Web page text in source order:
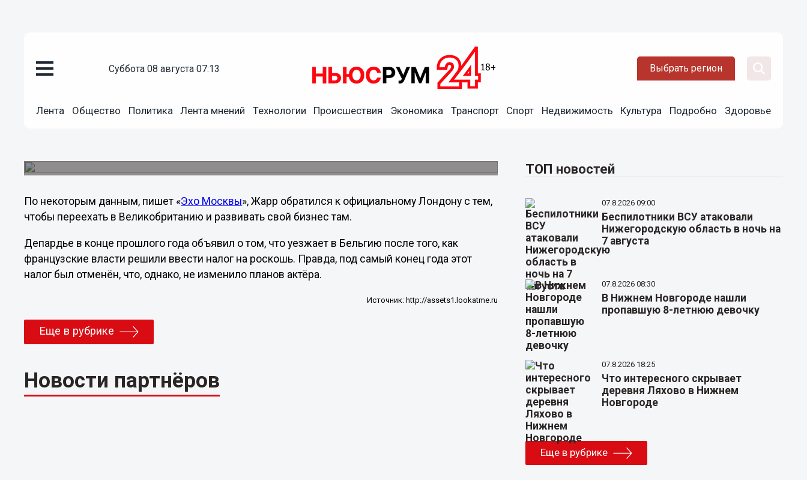
суббота 08 августа 07:13 Выбрать регион
Лента Общество Политика Лента мнений Технологии Происшествия Экономика Транспорт Спорт Недвижимость Культура Подробно Здоровье
Знаменитый музыкант Жан-Мишель Жарр покидает
По некоторым данным, пишет «Эхо Москвы», Жарр обратился к официальному Лондону с тем,
чтобы переехать в Великобританию и развивать свой бизнес там.
Депардье в конце прошлого года объявил о том, что уезжает в Бельгию после того, как
французские власти решили ввести налог на роскошь. Правда, под самый конец года этот
налог был отменён, что, однако, не изменило планов актёра.
Источник: http://assets1.lookatme.ru
Еще в рубрике
Новости партнёров
ТОП новостей
07.8.2026 09:00
Беспилотники ВСУ атаковали
Нижегородскую область в ночь на
7 августа
07.8.2026 08:30
В Нижнем Новгороде нашли
пропавшую 8-летнюю девочку
07.8.2026 18:25
Что интересного скрывает
деревня Ляхово в Нижнем
Новгороде
Еще в рубрике